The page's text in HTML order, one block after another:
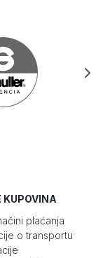
KUPOVINA
plaćanja
o transportu